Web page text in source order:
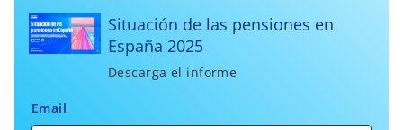
Situación de las pensiones en
España 2025
Descarga el informe
Email